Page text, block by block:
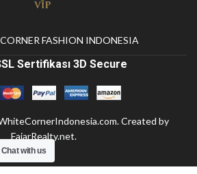
FASHION INDONESIA
Sertifikası 3D Secure
. Created by
FajarRealty.net.
Chat with us